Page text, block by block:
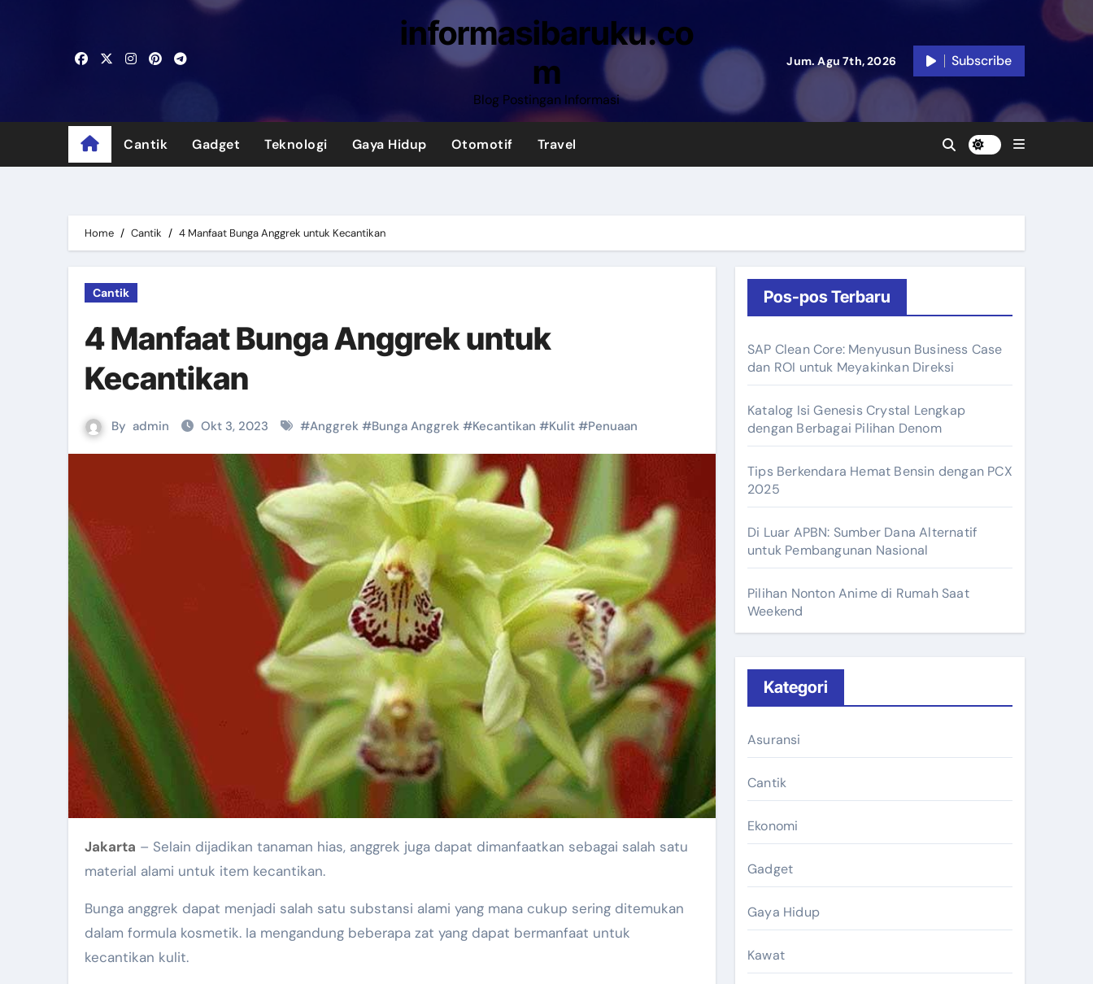
informasibaruku.co
m
Blog Postingan Informasi
Jum. Agu 7th, 2026 Subscribe
Cantik Gadget Teknologi Gaya Hidup Otomotif Travel
Home Cantik 4 Manfaat Bunga Anggrek untuk Kecantikan
Cantik
4 Manfaat Bunga Anggrek untuk
Kecantikan
By admin Okt 3, 2023 #Anggrek #Bunga Anggrek #Kecantikan #Kulit #Penuaan
Jakarta – Selain dijadikan tanaman hias, anggrek juga dapat dimanfaatkan sebagai salah satu
material alami untuk item kecantikan.
Bunga anggrek dapat menjadi salah satu substansi alami yang mana cukup sering ditemukan
dalam formula kosmetik. Ia mengandung beberapa zat yang dapat bermanfaat untuk
kecantikan kulit.
Pos-pos Terbaru
SAP Clean Core: Menyusun Business Case
dan ROI untuk Meyakinkan Direksi
Katalog Isi Genesis Crystal Lengkap
dengan Berbagai Pilihan Denom
Tips Berkendara Hemat Bensin dengan PCX
2025
Di Luar APBN: Sumber Dana Alternatif
untuk Pembangunan Nasional
Pilihan Nonton Anime di Rumah Saat
Weekend
Kategori
Asuransi
Cantik
Ekonomi
Gadget
Gaya Hidup
Kawat